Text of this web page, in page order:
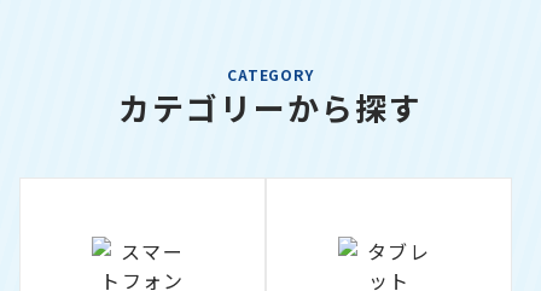
CATEGORY
カテゴリーから探す